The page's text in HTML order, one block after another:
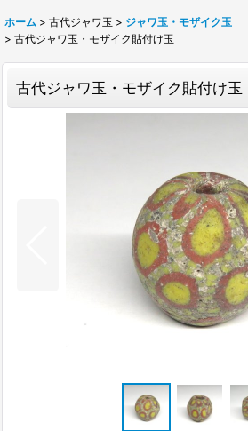
ホーム > 古代ジャワ玉 > ジャワ玉・モザイク玉
> 古代ジャワ玉・モザイク貼付け玉
古代ジャワ玉・モザイク貼付け玉